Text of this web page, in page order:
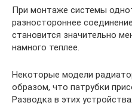
При монтаже системы
разностороннее
становится значительно
намного теплее.
Некоторые модели
образом, что патрубки
Разводка в этих